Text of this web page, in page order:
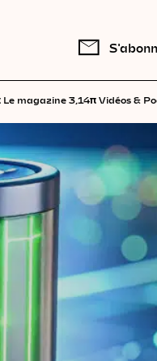
Le magazine 3,14π Vidéos &